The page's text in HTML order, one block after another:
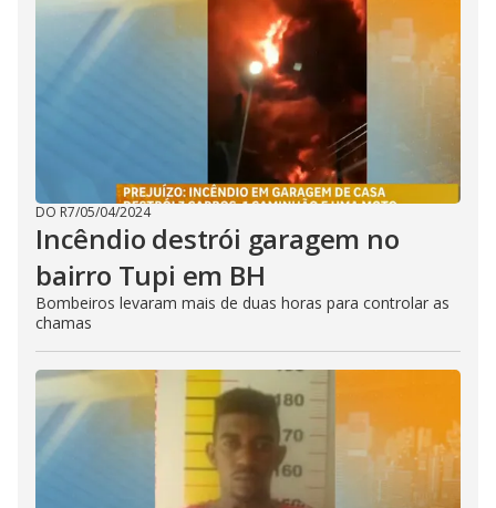
DO R7/05/04/2024
Incêndio destrói garagem no
bairro Tupi em BH
Bombeiros levaram mais de duas horas para controlar as
chamas